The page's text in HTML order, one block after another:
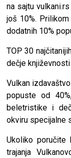
na sajtu
još 10%.
dodatnih 10%
TOP 30
dečje
Vulkan izdavaštvo
popuste od
beletristike i
okviru specijalne
Ukoliko
trajanja